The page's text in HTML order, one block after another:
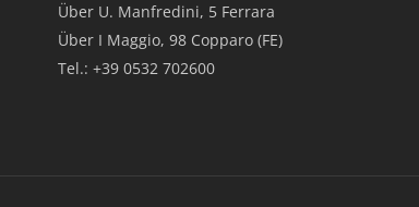
Über U. Manfredini, 5 Ferrara
Über I Maggio, 98 Copparo (FE)
Tel.: +39 0532 702600